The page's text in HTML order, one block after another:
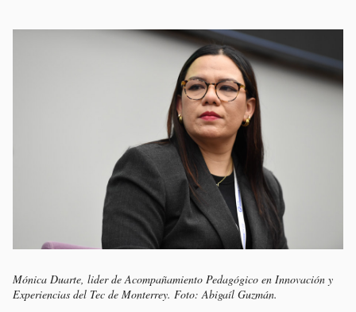
Mónica Duarte, lider de Acompañamiento Pedagógico en Innovación y
Experiencias del Tec de Monterrey. Foto: Abigaíl Guzmán.